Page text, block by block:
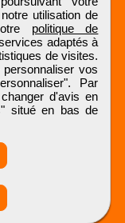
utilisation de
politique de
adaptés à
de visites.
vos
Par
d'avis en
situé en bas de